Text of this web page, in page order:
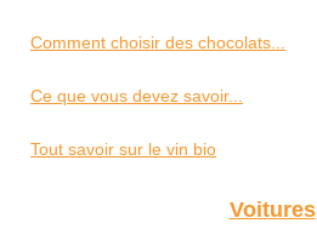
Comment choisir des chocolats...
Ce que vous devez savoir...
Tout savoir sur le vin bio
Voitures